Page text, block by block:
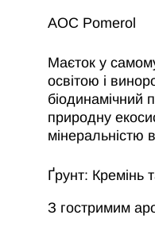
AOC Pomerol
Маєток у
освітою і
біодинамічний
природну
мінеральністю
Ґрунт: Кремінь
З гостримим